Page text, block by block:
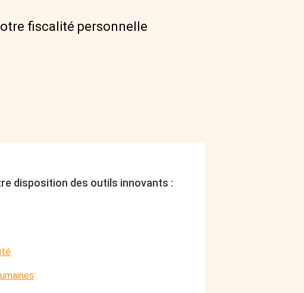
fiscalité personnelle
disposition des outils innovants :